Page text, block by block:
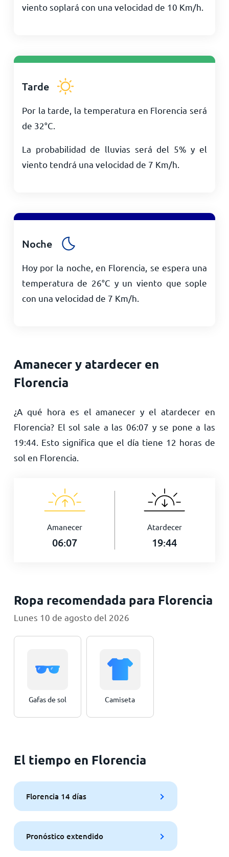
viento soplará con una velocidad de 10 Km/h
Tarde
Por la tarde, la temperatura en Florencia será
de 32°C
La probabilidad de lluvias será del 5% y el
viento tendrá una velocidad de 7 Km/h
Noche
Hoy por la noche, en Florencia, se espera una
temperatura de 26°C y un viento que sople
con una velocidad de 7 Km/h
Amanecer y atardecer en
Florencia
¿A qué hora es el amanecer y el atardecer en
Florencia? El sol sale a las 06:07 y se pone a las
19:44 . Esto significa que el día tiene 12 horas de
sol en Florencia.
Amanecer
06:07
Atardecer
19:44
Ropa recomendada para Florencia
Lunes 10 de agosto del 2026
Gafas de sol Camiseta
El tiempo en Florencia
Florencia 14 días
Pronóstico extendido